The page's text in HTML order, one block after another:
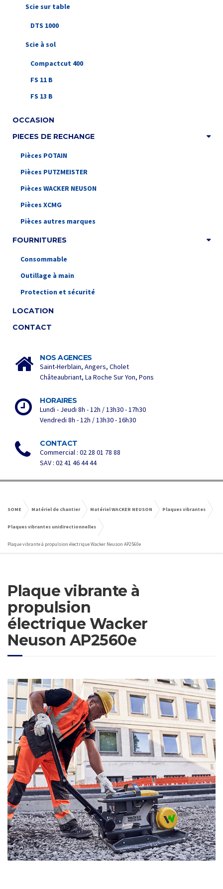
Scie sur table
DTS 1000
Scie à sol
Compactcut 400
FS 11 B
FS 13 B
OCCASION
PIECES DE RECHANGE
Pièces POTAIN
Pièces PUTZMEISTER
Pièces WACKER NEUSON
Pièces XCMG
Pièces autres marques
FOURNITURES
Consommable
Outillage à main
Protection et sécurité
LOCATION
CONTACT
NOS AGENCES
Saint-Herblain, Angers, Cholet
Châteaubriant, La Roche Sur Yon, Pons
HORAIRES
Lundi - Jeudi 8h - 12h / 13h30 - 17h30
Vendredi 8h - 12h / 13h30 - 16h30
CONTACT
Commercial : 02 28 01 78 88
SAV : 02 41 46 44 44
SOME Matériel de chantier Matériel WACKER NEUSON Plaques vibrantes
Plaques vibrantes unidirectionnelles
Plaque vibrante à propulsion électrique Wacker Neuson AP2560e
Plaque vibrante à
propulsion
électrique Wacker
Neuson AP2560e